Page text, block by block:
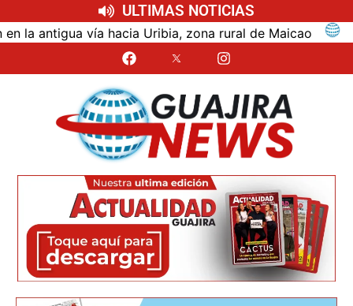
ULTIMAS NOTICIAS
vía hacia Uribia, zona rural de Maicao